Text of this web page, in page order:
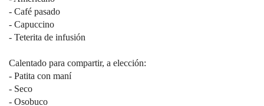
- Café pasado
- Capuccino
- Teterita de infusión
Calentado para compartir, a elección:
- Patita con maní
- Seco
- Osobuco